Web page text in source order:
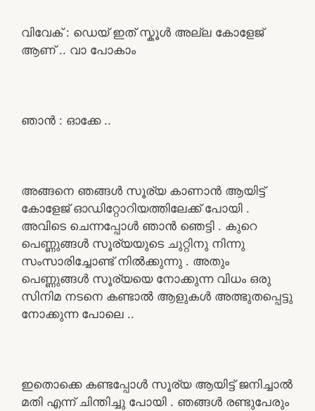
വിവേക് : ഡെയ് ഇത് സ്കൂൾ അല്ല കോളേജ്
ആണ് .. വാ പോകാം
ഞാൻ : ഓക്കേ ..
അങ്ങനെ ഞങ്ങൾ സൂര്യ കാണാൻ ആയിട്ട്
കോളേജ് ഓഡിറ്റോറിയത്തിലേക്ക് പോയി .
അവിടെ ചെന്നപ്പോൾ ഞാൻ ഞെട്ടി . കുറെ
പെണ്ണുങ്ങൾ സൂര്യയുടെ ചുറ്റിനു നിന്നു
സംസാരിച്ചോണ്ട് നിൽക്കുന്നു . അതും
പെണ്ണുങ്ങൾ സൂര്യയെ നോക്കുന്ന വിധം ഒരു
സിനിമ നടനെ കണ്ടാൽ ആളുകൾ അത്ഭുതപ്പെട്ടു
നോക്കുന്ന പോലെ ..
ഇതൊക്കെ കണ്ടപ്പോൾ സൂര്യ ആയിട്ട് ജനിച്ചാൽ
മതി എന്ന് ചിന്തിച്ചു പോയി . ഞങ്ങൾ രണ്ടുപേരും